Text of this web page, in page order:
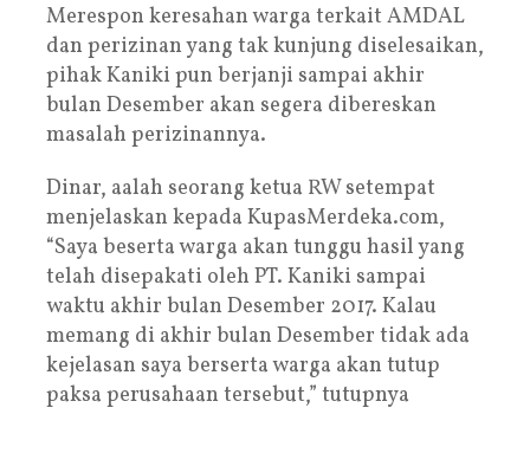
Merespon keresahan warga terkait AMDAL
dan perizinan yang tak kunjung diselesaikan,
pihak Kaniki pun berjanji sampai akhir
bulan Desember akan segera dibereskan
masalah perizinannya.
Dinar, aalah seorang ketua RW setempat
menjelaskan kepada KupasMerdeka.com,
“Saya beserta warga akan tunggu hasil yang
telah disepakati oleh PT. Kaniki sampai
waktu akhir bulan Desember 2017. Kalau
memang di akhir bulan Desember tidak ada
kejelasan saya berserta warga akan tutup
paksa perusahaan tersebut,” tutupnya